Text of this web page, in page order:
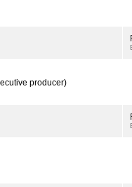
producer)